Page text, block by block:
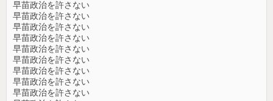
早苗政治を許さない
早苗政治を許さない
早苗政治を許さない
早苗政治を許さない
早苗政治を許さない
早苗政治を許さない
早苗政治を許さない
早苗政治を許さない
早苗政治を許さない